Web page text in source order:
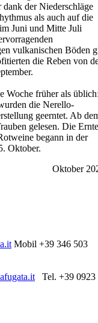
der Niederschläge
als auch auf die
Juni und Mitte Juli
vulkanischen Böden
die Reben von
Woche früher als
die Nerello-
geerntet. Ab
gelesen. Die Ernte
begann in der
Oktober.
Oktober
Mobil +39 346 503
Tel. +39 0923